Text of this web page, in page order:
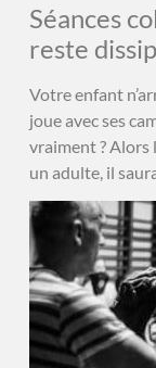
Séances
reste
Votre enfant
joue avec ses
vraiment ? Alors
un adulte, il